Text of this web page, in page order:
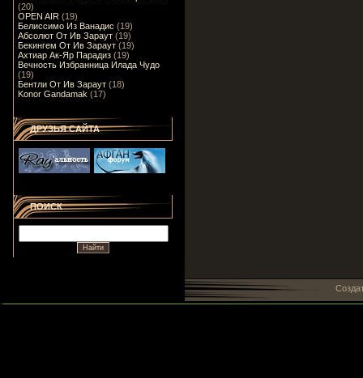
(20)
OPEN AIR (19)
Белиссимо Из Ванадис (19)
Абсолют От Ив Зараут (19)
Бекингем От Ив Зараут (19)
Ахтиар Ак-Яр Парадиз (19)
Вечность Избранница Илада Чудо
(19)
Бентли От Ив Зараут (18)
Konor Gandamak (17)
ДРУЗЬЯ САЙТА
ПОИСК